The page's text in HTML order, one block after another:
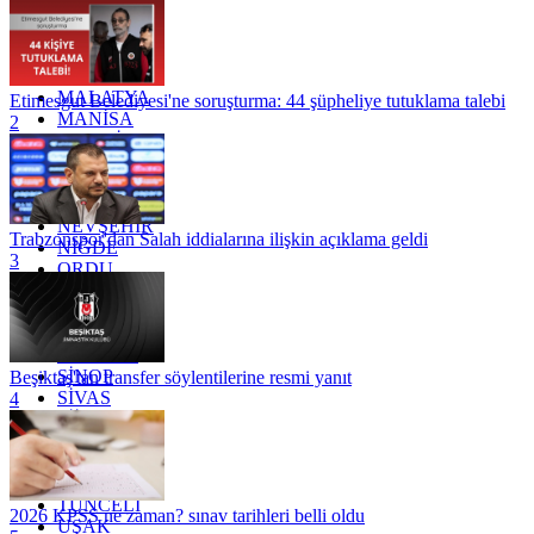
KOCAELİ
KONYA
KÜTAHYA
KİLİS
MALATYA
MANİSA
MARDİN
MERSİN
MUĞLA
MUŞ
NEVŞEHİR
NİĞDE
ORDU
OSMANİYE
RİZE
SAKARYA
SİNOP
SİVAS
SİİRT
TEKİRDAĞ
TOKAT
TRABZON
TUNCELİ
UŞAK
Etimesgut Belediyesi'ne soruşturma: 44 şüpheliye tutuklama talebi
2
Trabzonspor'dan Salah iddialarına ilişkin açıklama geldi
3
Beşiktaş'tan transfer söylentilerine resmi yanıt
4
2026 KPSS ne zaman? sınav tarihleri belli oldu